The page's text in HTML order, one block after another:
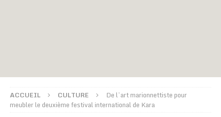
ACCUEIL CULTURE
De l’art marionnettiste pour
meubler le deuxième festival international de Kara